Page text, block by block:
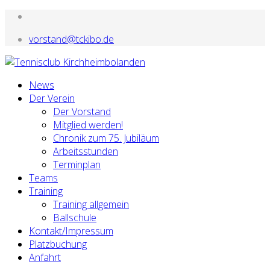
vorstand@tckibo.de
News
Der Verein
Der Vorstand
Mitglied werden!
Chronik zum 75. Jubiläum
Arbeitsstunden
Terminplan
Teams
Training
Training allgemein
Ballschule
Kontakt/Impressum
Platzbuchung
Anfahrt